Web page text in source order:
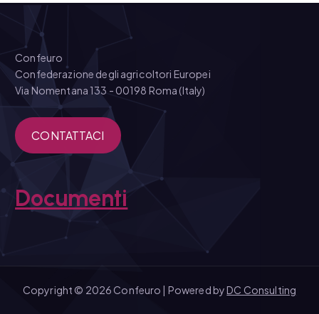
Confeuro
Confederazione degli agricoltori Europei
Via Nomentana 133 - 00198 Roma (Italy)
CONTATTACI
Documenti
Copyright © 2026 Confeuro | Powered byDC Consulting